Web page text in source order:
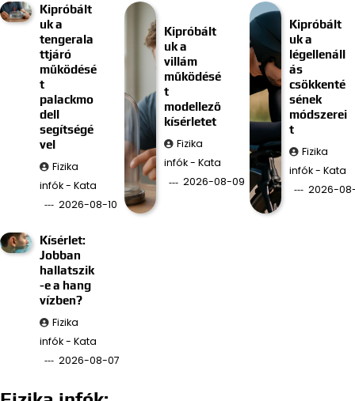
Kipróbált
uk a
tengerala
ttjáró
működésé
t
palackmo
dell
segítségé
vel
Fizika
infók - Kata
2026-08-10
Kipróbált
uk a
villám
működésé
t
modellező
kísérletet
Fizika
infók - Kata
2026-08-09
Kipróbált
uk a
légellenáll
ás
csökkenté
sének
módszerei
t
Fizika
infók - Kata
2026-
Kísérlet:
Jobban
hallatszik
-e a hang
vízben?
Fizika
infók - Kata
2026-08-07